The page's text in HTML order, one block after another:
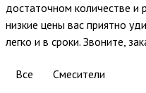
достаточном количестве и
низкие цены вас приятно
легко и в сроки. Звоните,
Все Смесители